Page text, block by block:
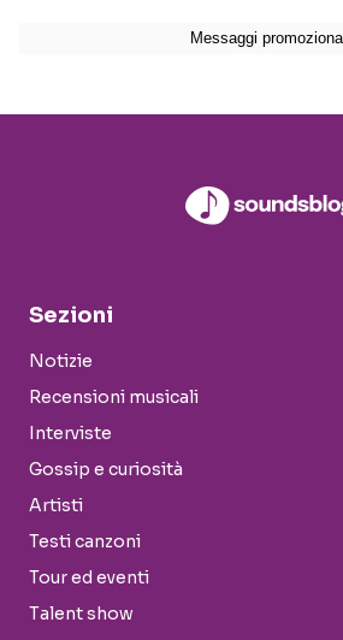
Sezioni
Notizie
Recensioni musicali
Interviste
Gossip e curiosità
Artisti
Testi canzoni
Tour ed eventi
Talent show